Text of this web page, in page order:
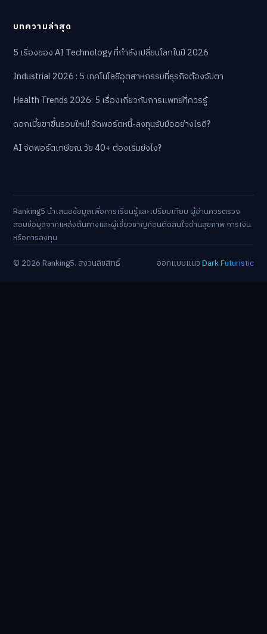
บทความล่าสุด
5 เรื่องของ AI Technology ที่กำลังเปลี่ยนโลกในปี 2026
Industrial 2026 : 5 เทคโนโลยีอุตสาหกรรมที่ธุรกิจต้องจับตา
Health Trends 2026: 5 เรื่องเกี่ยวกับการแพทย์ที่ควรรู้
ดอกเบี้ยขาขึ้นรอบใหม่! จัดพอร์ตหนี้-ลงทุนรับมืออย่างไรดี?
AI จัดพอร์ตเกษียณ วัย 40+ ต้องเริ่มยังไง?
Ranking5 นำเสนอข้อมูลเพื่อการเรียนรู้และเปรียบเทียบ ผู้อ่านควรตรวจ
สอบข้อมูลจากแหล่งต้นทางและผู้เชี่ยวชาญก่อนตัดสินใจด้านสุขภาพ การเงิน
หรือการลงทุน
© 2026 Ranking5. สงวนลิขสิทธิ์
ออกแบบแนวDark Futuristic